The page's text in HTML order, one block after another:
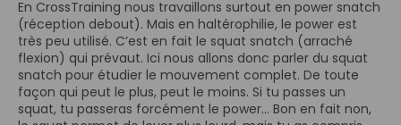
En CrossTraining nous travaillons surtout en power snatch
(réception debout). Mais en haltérophilie, le power est
très peu utilisé. C’est en fait le squat snatch (arraché
flexion) qui prévaut. Ici nous allons donc parler du squat
snatch pour étudier le mouvement complet. De toute
façon qui peut le plus, peut le moins. Si tu passes un
squat, tu passeras forcément le power… Bon en fait non,